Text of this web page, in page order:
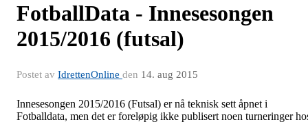
FotballData - Innesesongen
2015/2016 (futsal)
Postet av IdrettenOnline den 14. aug 2015
Innesesongen 2015/2016 (Futsal) er nå teknisk sett åpnet i
Fotballdata, men det er foreløpig ikke publisert noen turneringer